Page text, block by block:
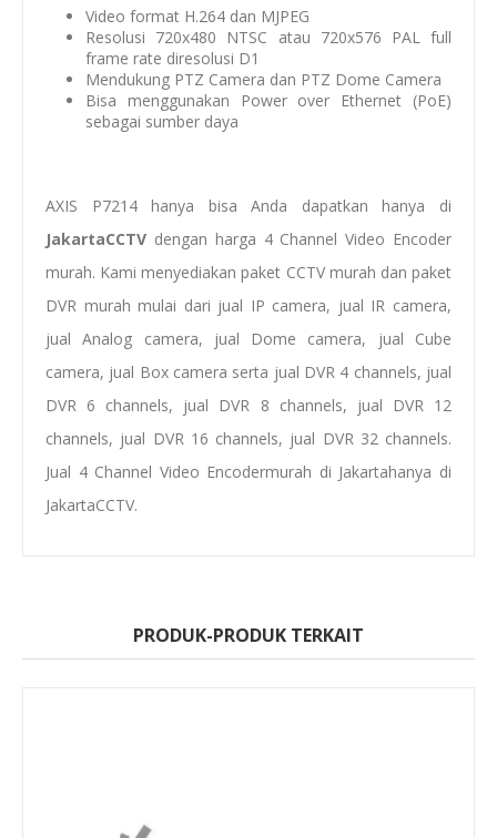
Video format H.264 dan MJPEG
Resolusi 720x480 NTSC atau 720x576 PAL full
frame rate diresolusi D1
Mendukung PTZ Camera dan PTZ Dome Camera
Bisa menggunakan Power over Ethernet (PoE)
sebagai sumber daya
AXIS P7214 hanya bisa Anda dapatkan hanya di
JakartaCCTV dengan harga 4 Channel Video Encoder
murah. Kami menyediakanpaket CCTV murah danpaket
DVR murah mulai dari jual IP camera, jual IR camera,
jual Analog camera, jual Dome camera, jual Cube
camera, jual Box camera serta jual DVR 4 channels, jual
DVR 6 channels, jual DVR 8 channels, jual DVR 12
channels, jual DVR 16 channels, jual DVR 32 channels.
Jual 4Channel Video Encodermurah di Jakartahanya di
JakartaCCTV.
PRODUK-PRODUK TERKAIT